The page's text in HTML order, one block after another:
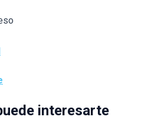
interesarte